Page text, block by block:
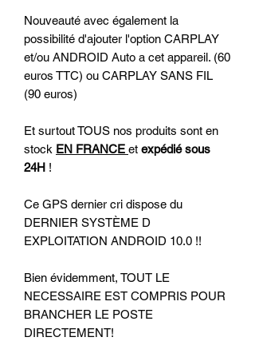
Nouveauté avec également la
possibilité d'ajouter l'option CARPLAY
et/ou ANDROID Auto a cet appareil. (60
euros TTC) ou CARPLAY SANS FIL
(90 euros)
Et surtout TOUS nos produits sont en
stock EN FRANCE et expédié sous
24H !
Ce GPS dernier cri dispose du
DERNIER SYSTÈME D
EXPLOITATION ANDROID 10.0 !!
Bien évidemment, TOUT LE
NECESSAIRE EST COMPRIS POUR
BRANCHER LE POSTE
DIRECTEMENT!